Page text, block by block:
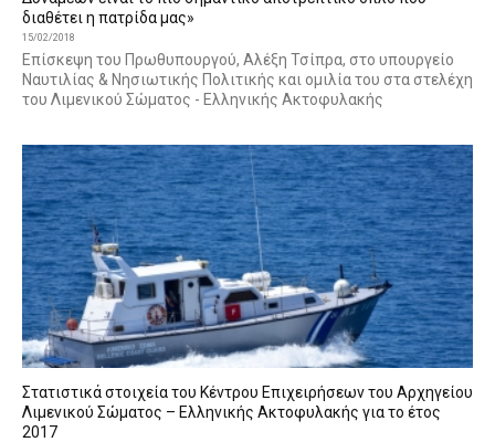
διαθέτει η πατρίδα μας»
15/02/2018
Επίσκεψη του Πρωθυπουργού, Αλέξη Τσίπρα, στο υπουργείο
Ναυτιλίας & Νησιωτικής Πολιτικής και ομιλία του στα στελέχη
του Λιμενικού Σώματος - Ελληνικής Ακτοφυλακής
Στατιστικά στοιχεία του Κέντρου Επιχειρήσεων του Αρχηγείου
Λιμενικού Σώματος – Ελληνικής Ακτοφυλακής για το έτος
2017